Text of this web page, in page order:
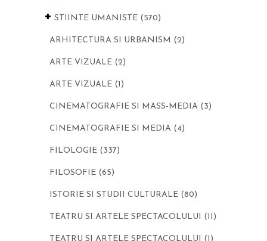
+ STIINTE UMANISTE (570)
ARHITECTURA SI URBANISM (2)
ARTE VIZUALE (2)
ARTE VIZUALE (1)
CINEMATOGRAFIE SI MASS-MEDIA (3)
CINEMATOGRAFIE SI MEDIA (4)
FILOLOGIE (337)
FILOSOFIE (65)
ISTORIE SI STUDII CULTURALE (80)
TEATRU SI ARTELE SPECTACOLULUI (11)
TEATRU SI ARTELE SPECTACOLULUI (1)